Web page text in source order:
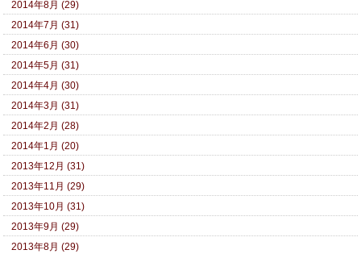
2014年8月 (29)
2014年7月 (31)
2014年6月 (30)
2014年5月 (31)
2014年4月 (30)
2014年3月 (31)
2014年2月 (28)
2014年1月 (20)
2013年12月 (31)
2013年11月 (29)
2013年10月 (31)
2013年9月 (29)
2013年8月 (29)